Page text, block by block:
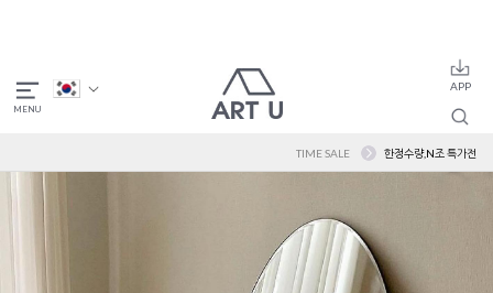
TIME SALE 한정수량,N조 특가전